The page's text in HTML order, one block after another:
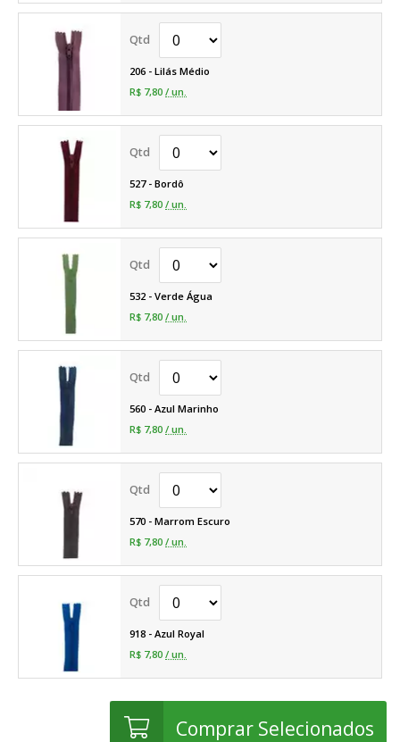
206 - Lilás Médio
R$ 7,80 / un.
527 - Bordô
R$ 7,80 / un.
532 - Verde Água
R$ 7,80 / un.
560 - Azul Marinho
R$ 7,80 / un.
570 - Marrom Escuro
R$ 7,80 / un.
918 - Azul Royal
R$ 7,80 / un.
Comprar Selecionados